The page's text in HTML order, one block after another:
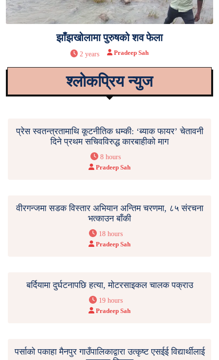
झाँझखोलामा पुरुषको शव फेला
2 years Pradeep Sah
श्लोकप्रिय न्युज
प्रेस स्वतन्त्रतामाथि कूटनीतिक धम्की: ‘ब्याक फायर’ चेतावनी
दिने प्रथम सचिवविरुद्ध कारबाहीको माग
8 hours
Pradeep Sah
वीरगन्जमा सडक विस्तार अभियान अन्तिम चरणमा, ८५ संरचना
भत्काउन बाँकी
18 hours
Pradeep Sah
बर्दियामा दुर्घटनापछि हत्या, मोटरसाइकल चालक पक्राउ
19 hours
Pradeep Sah
पर्साको पकाहा मैनपुर गाउँपालिकाद्वारा उत्कृष्ट एसईई विद्यार्थीलाई